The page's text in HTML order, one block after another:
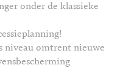
onder de klassieke
niveau omtrent nieuwe